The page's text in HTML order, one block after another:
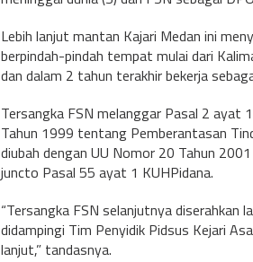
Lebih lanjut mantan Kajari Medan ini
berpindah-pindah tempat mulai dari
dan dalam 2 tahun terakhir bekerja
Tersangka FSN melanggar Pasal 2 ayat
Tahun 1999 tentang Pemberantasan
diubah dengan UU Nomor 20 Tahun
juncto Pasal 55 ayat 1 KUHPidana.
“Tersangka FSN selanjutnya diserahkan
didampingi Tim Penyidik Pidsus Kejari
lanjut,” tandasnya.